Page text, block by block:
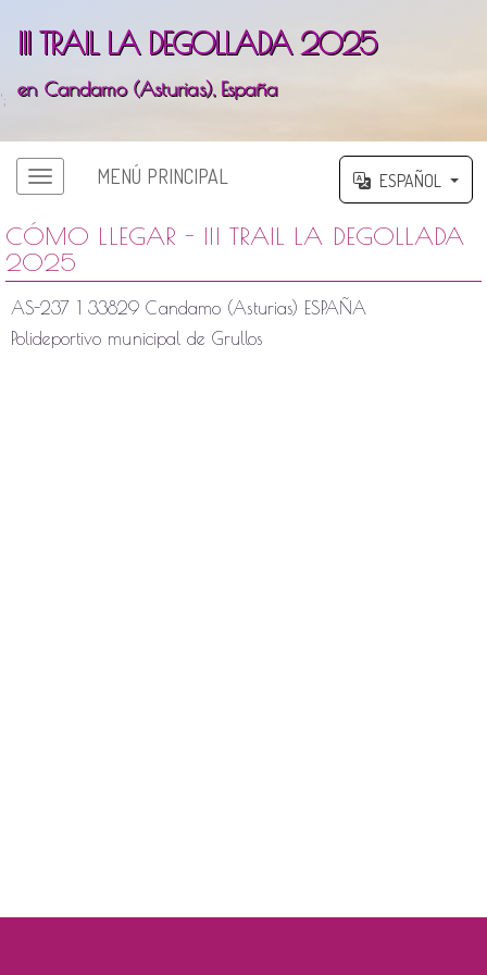
III TRAIL LA DEGOLLADA 2025
en Candamo (Asturias), España
';
MENÚ PRINCIPAL ESPAÑOL
CÓMO LLEGAR - III TRAIL LA DEGOLLADA
2025
AS-237 1 33829 Candamo (Asturias) ESPAÑA
Polideportivo municipal de Grullos